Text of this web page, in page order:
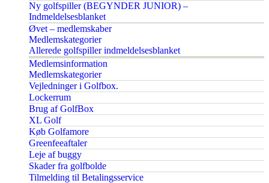
Ny golfspiller (BEGYNDER JUNIOR) –
Indmeldelsesblanket
Øvet – medlemskaber
Medlemskategorier
Allerede golfspiller indmeldelsesblanket
Medlemsinformation
Medlemskategorier
Vejledninger i Golfbox.
Lockerrum
Brug af GolfBox
XL Golf
Køb Golfamore
Greenfeeaftaler
Leje af buggy
Skader fra golfbolde
Tilmelding til Betalingsservice